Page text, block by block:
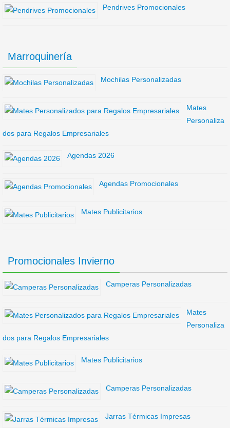
Pendrives Promocionales
Marroquinería
Mochilas Personalizadas
Mates
Personaliza
dos para Regalos Empresariales
Agendas 2026
Agendas Promocionales
Mates Publicitarios
Promocionales Invierno
Camperas Personalizadas
Mates
Personaliza
dos para Regalos Empresariales
Mates Publicitarios
Camperas Personalizadas
Jarras Térmicas Impresas